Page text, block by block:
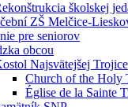
školskej
ZŠ Melčice-
pre seniorov
obcou
Najsvätejšej Trojice
Church of the Holy
Église de la Sainte